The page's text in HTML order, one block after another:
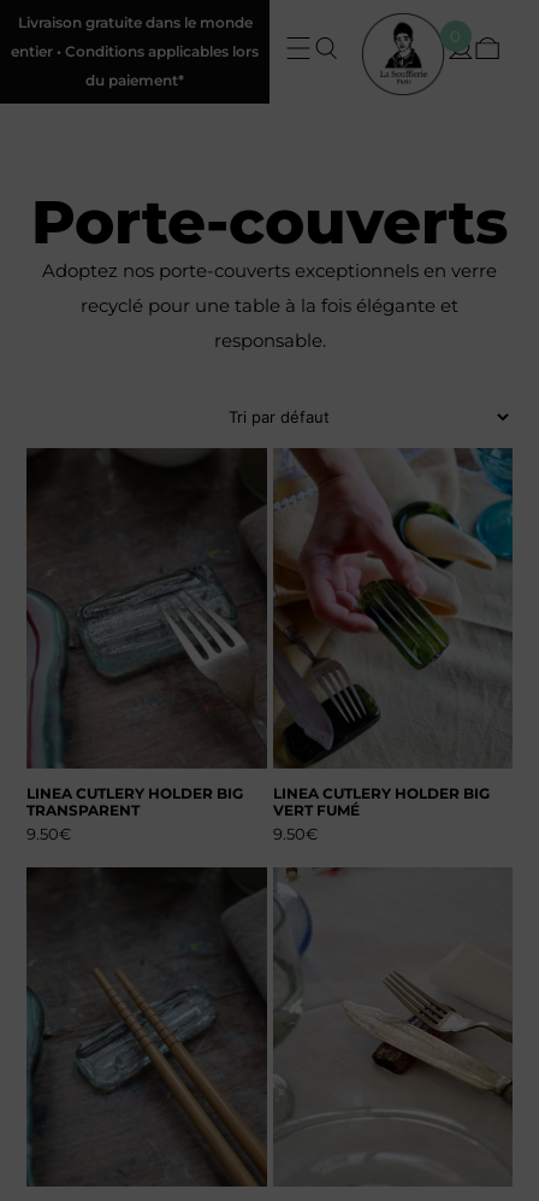
Livraison gratuite dans le monde
entier • Conditions applicables lors
du paiement*
0
Porte-couverts
Adoptez nos porte-couverts exceptionnels en verre
recyclé pour une table à la fois élégante et
responsable.
LINEA CUTLERY HOLDER BIG
TRANSPARENT
9.50€
LINEA CUTLERY HOLDER BIG
VERT FUMÉ
9.50€